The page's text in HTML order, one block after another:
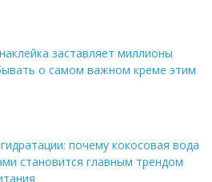
заставляет миллионы
о самом важном креме этим
почему кокосовая вода
становится главным трендом